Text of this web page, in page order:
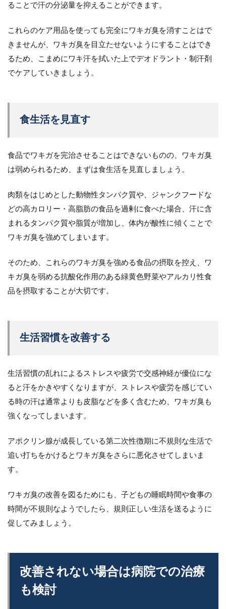
ることで汗の分泌量を抑えることができます。
これらのケア用品を使っても完全にワキガ臭を消すことはで
きませんが、ワキガ臭を目立たせないようにすることはでき
るため、こまめにワキ汗を拭いた上でデオドラント・制汗剤
でケアしていきましょう。
食生活を見直す
食品でワキガを完治させることはできないものの、ワキガ臭
は弱められるため、まずは食生活を見直しましょう。
肉類をはじめとした動物性タンパク質や、ジャンクフードな
どの高カロリー・高脂肪の食品を過剰に食べた場合、汗に含
まれるタンパク質や脂質が増加し、体内が酸性に傾くことで
ワキガ臭を強めてしまいます。
そのため、これらのワキガ臭を強める食品の摂取を控え、ワ
キガ臭を弱める抗酸化作用のある緑黄色野菜やアルカリ性食
品を摂取することが大切です。
生活習慣を改善する
生活習慣の乱れによるストレスや疲労で交感神経が優位にな
ると汗をかきやすくなりますが、ストレスや疲労を感じてい
る時の汗は通常よりも皮脂などを多く含むため、ワキガ臭も
強くなってしまいます。
アポクリン腺が成長している第二次性徴期に不規則な生活で
追い打ちをかけるとワキガ臭をさらに悪化させてしまいま
す。
ワキガ臭の改善を図るためにも、子どもの睡眠時間や食事の
時間が不規則なようでしたら、規則正しい生活を送るように
促してみましょう。
改善されない場合は病院での治療
も検討